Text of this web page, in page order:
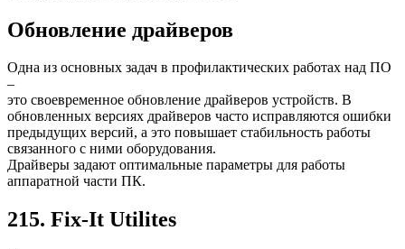
Обновление драйверов
Одна из основных задач в профилактических работах над ПО
–
это своевременное обновление драйверов устройств. В
обновленных версиях драйверов часто исправляются ошибки
предыдущих версий, а это повышает стабильность работы
связанного с ними оборудования.
Драйверы задают оптимальные параметры для работы
аппаратной части ПК.
215. Fix-It Utilites